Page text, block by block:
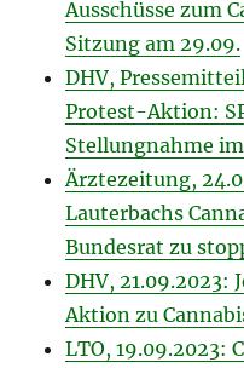
Ausschüsse zum
Sitzung am 29.09.
DHV,
Protest-Aktion:
Stellungnahme
Ärztezeitung,
Lauterbachs
Bundesrat zu
DHV,
Aktion zu
LTO, 19.09.2023: